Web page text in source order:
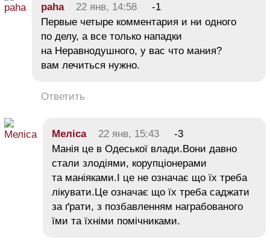
paha 22 янв, 14:58
-1
Первые четыре комментария и ни одного
по делу, а все только нападки
на Неравнодушного, у вас что мания?
вам лечиться нужно.
Ответить
Меліса 22 янв, 15:43
-3
Манія це в Одеської влади.Вони давно
стали злодіями, корупціонерами
та маніяками.І це не означає що їх треба
лікувати.Це означає що їх треба саджати
за ґрати, з позбавленням награбованого
їми та їхніми помічниками.